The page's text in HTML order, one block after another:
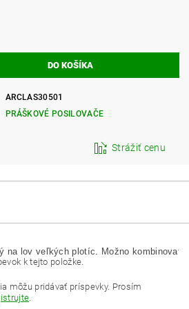
ARCLAS30501
PRÁŠKOVÉ POSILOVAČE
Strážiť cenu
na lov veľkých plotíc. Možno kombinovať
k tejto položke.
môžu pridávať príspevky. Prosím
.